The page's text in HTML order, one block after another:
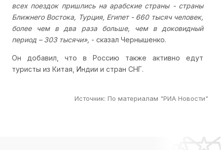
всех поездок пришлись на арабские страны - страны
Ближнего Востока, Турция, Египет - 660 тысяч человек,
более чем в два раза больше, чем в доковидный
период – 303 тысячи», - сказал Чернышенко.
Он добавил, что в Россию также активно едут
туристы из Китая, Индии и стран СНГ.
Источник: По материалам "РИА Новости"